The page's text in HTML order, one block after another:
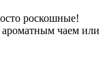
роскошные!
чаем или